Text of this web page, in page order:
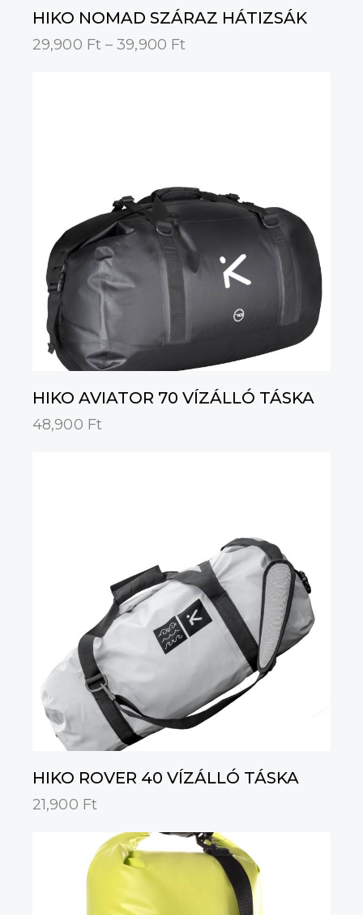
HIKO NOMAD SZÁRAZ HÁTIZSÁK
29,900 Ft – 39,900 Ft
HIKO AVIATOR 70 VÍZÁLLÓ TÁSKA
48,900 Ft
HIKO ROVER 40 VÍZÁLLÓ TÁSKA
21,900 Ft